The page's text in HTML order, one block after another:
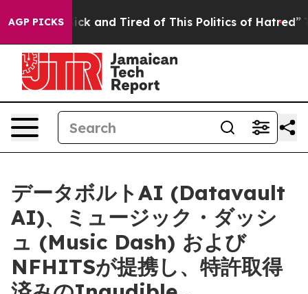
AGP PICKS
Sick and Tired of This Politics of Hatred” The
データボルトAI (Datavault
AI)、ミュージック・ダッシ
ュ (Music Dash) および
NFHITSが提携し、特許取得